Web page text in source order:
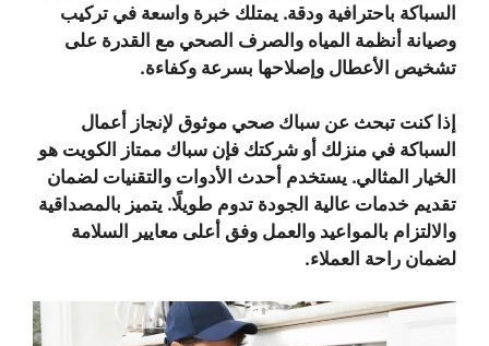
السباكة باحترافية ودقة. يمتلك خبرة واسعة في تركيب
وصيانة أنظمة المياه والصرف الصحي مع القدرة على
تشخيص الأعطال وإصلاحها بسرعة وكفاءة.
إذا كنت تبحث عن سباك صحي موثوق لإنجاز أعمال
السباكة في منزلك أو شركتك فإن سباك ممتاز الكويت هو
الخيار المثالي. يستخدم أحدث الأدوات والتقنيات لضمان
تقديم خدمات عالية الجودة تدوم طويلًا. يتميز بالمصداقية
والالتزام بالمواعيد والعمل وفق أعلى معايير السلامة
لضمان راحة العملاء.